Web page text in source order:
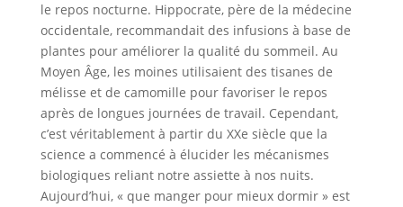
le repos nocturne. Hippocrate, père de la médecine
occidentale, recommandait des infusions à base de
plantes pour améliorer la qualité du sommeil. Au
Moyen Âge, les moines utilisaient des tisanes de
mélisse et de camomille pour favoriser le repos
après de longues journées de travail. Cependant,
c’est véritablement à partir du XXe siècle que la
science a commencé à élucider les mécanismes
biologiques reliant notre assiette à nos nuits.
Aujourd’hui, « que manger pour mieux dormir » est